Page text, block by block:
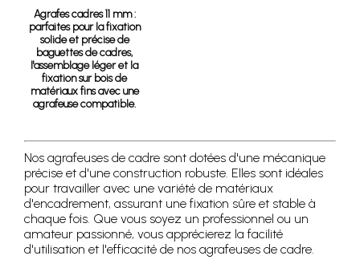
Agrafes cadres 11 mm:
parfaites pour la fixation
solide et précise de
baguettes de cadres,
l'assemblage léger et la
fixation sur bois de
matériaux fins avec une
agrafeuse compatible.
Nos agrafeuses de cadre sont dotées d'une mécanique
précise et d'une construction robuste. Elles sont idéales
pour travailler avec une variété de matériaux
d'encadrement, assurant une fixation sûre et stable à
chaque fois. Que vous soyez un professionnel ou un
amateur passionné, vous apprécierez la facilité
d'utilisation et l'efficacité de nos agrafeuses de cadre.